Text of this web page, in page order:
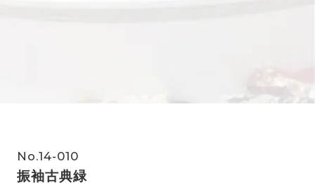
No.14-010
振袖古典緑